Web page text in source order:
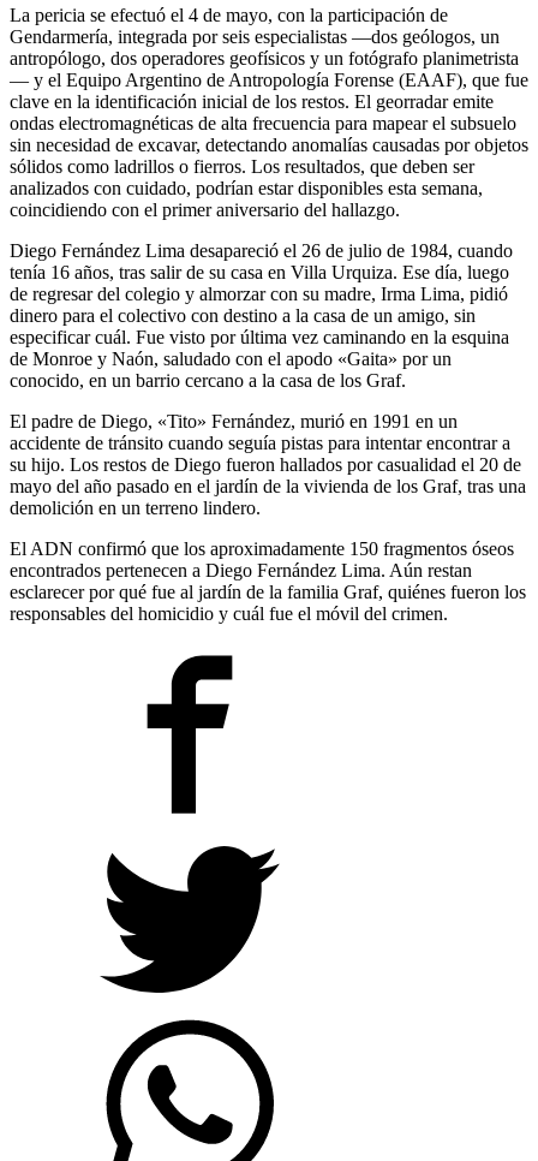
La pericia se efectuó el 4 de mayo, con la participación de
Gendarmería, integrada por seis especialistas —dos geólogos, un
antropólogo, dos operadores geofísicos y un fotógrafo planimetrista
— y el Equipo Argentino de Antropología Forense (EAAF), que fue
clave en la identificación inicial de los restos. El georradar emite
ondas electromagnéticas de alta frecuencia para mapear el subsuelo
sin necesidad de excavar, detectando anomalías causadas por objetos
sólidos como ladrillos o fierros. Los resultados, que deben ser
analizados con cuidado, podrían estar disponibles esta semana,
coincidiendo con el primer aniversario del hallazgo.
Diego Fernández Lima desapareció el 26 de julio de 1984, cuando
tenía 16 años, tras salir de su casa en Villa Urquiza. Ese día, luego
de regresar del colegio y almorzar con su madre, Irma Lima, pidió
dinero para el colectivo con destino a la casa de un amigo, sin
especificar cuál. Fue visto por última vez caminando en la esquina
de Monroe y Naón, saludado con el apodo «Gaita» por un
conocido, en un barrio cercano a la casa de los Graf.
El padre de Diego, «Tito» Fernández, murió en 1991 en un
accidente de tránsito cuando seguía pistas para intentar encontrar a
su hijo. Los restos de Diego fueron hallados por casualidad el 20 de
mayo del año pasado en el jardín de la vivienda de los Graf, tras una
demolición en un terreno lindero.
El ADN confirmó que los aproximadamente 150 fragmentos óseos
encontrados pertenecen a Diego Fernández Lima. Aún restan
esclarecer por qué fue al jardín de la familia Graf, quiénes fueron los
responsables del homicidio y cuál fue el móvil del crimen.